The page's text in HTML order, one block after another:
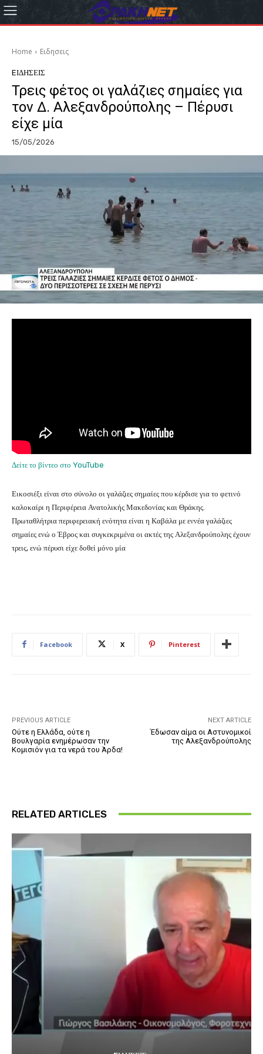
Home Eιδησεις
EΙΔΗΣΕΙΣ
Τρεις φέτος οι γαλάζιες σημαίες για
τον Δ. Αλεξανδρούπολης – Πέρυσι
είχε μία
15/05/2026
Δείτε το βίντεο στο YouTube
Εικοσιέξι είναι στο σύνολο οι γαλάζιες σημαίες που κέρδισε για το φετινό
καλοκαίρι η Περιφέρεια Ανατολικής Μακεδονίας και Θράκης.
Πρωταθλήτρια περιφερειακή ενότητα είναι η Καβάλα με εννέα γαλάζιες
σημαίες ενώ ο Έβρος και συγκεκριμένα οι ακτές της Αλεξανδρούπολης έχουν
τρεις, ενώ πέρυσι είχε δοθεί μόνο μία
Facebook X Pinterest
PREVIOUS ARTICLE
Ούτε η Ελλάδα, ούτε η
Βουλγαρία ενημέρωσαν την
Κομισιόν για τα νερά του Άρδα!
NEXT ARTICLE
Έδωσαν αίμα οι Αστυνομικοί
της Αλεξανδρούπολης
RELATED ARTICLES